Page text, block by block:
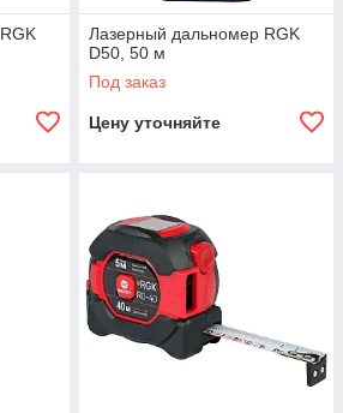
Лазерный дальномер RGK
D50, 50 м
Под заказ
Цену уточняйте